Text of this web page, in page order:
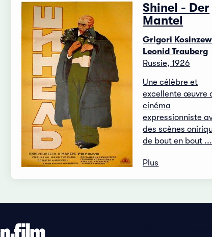
Shinel - Der
Mantel
Grigori Kosinzew
Leonid Trauberg
Russie, 1926
Une célèbre et
excellente œuvre
cinéma
expressionniste
des scènes
de bout en bout ...
Plus